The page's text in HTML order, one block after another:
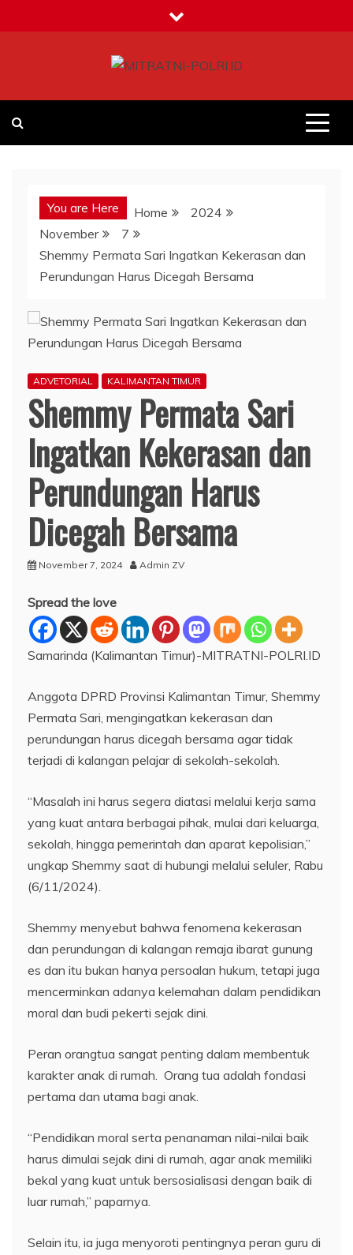
to
You are Here Home
2024
November
7
Shemmy Permata Sari Ingatkan Kekerasan dan
Perundungan Harus Dicegah Bersama
ADVETORIAL KALIMANTAN TIMUR
Shemmy Permata Sari
Ingatkan Kekerasan dan
Perundungan Harus
Dicegah Bersama
November 7, 2024 Admin ZV
Spread the love
Samarinda (Kalimantan Timur)-MITRATNI-POLRI.ID
Anggota DPRD Provinsi Kalimantan Timur, Shemmy
Permata Sari, mengingatkan kekerasan dan
perundungan harus dicegah bersama agar tidak
terjadi di kalangan pelajar di sekolah-sekolah.
“Masalah ini harus segera diatasi melalui kerja sama
yang kuat antara berbagai pihak, mulai dari keluarga,
sekolah, hingga pemerintah dan aparat kepolisian,”
ungkap Shemmy saat di hubungi melalui seluler, Rabu
(6/11/2024).
Shemmy menyebut bahwa fenomena kekerasan
dan perundungan di kalangan remaja ibarat gunung
es dan itu bukan hanya persoalan hukum, tetapi juga
mencerminkan adanya kelemahan dalam pendidikan
moral dan budi pekerti sejak dini.
Peran orangtua sangat penting dalam membentuk
karakter anak di rumah. Orang tua adalah fondasi
pertama dan utama bagi anak.
“Pendidikan moral serta penanaman nilai-nilai baik
harus dimulai sejak dini di rumah, agar anak memiliki
bekal yang kuat untuk bersosialisasi dengan baik di
luar rumah,” paparnya.
Selain itu, ia juga menyoroti pentingnya peran guru di